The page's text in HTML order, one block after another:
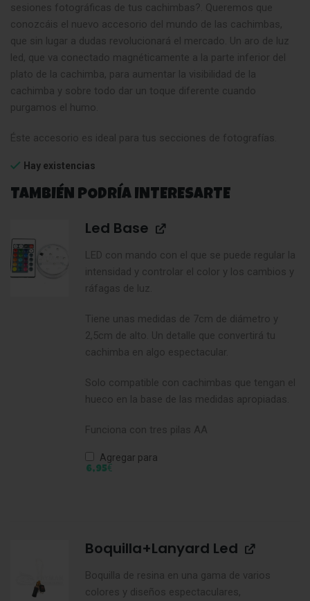
sesiones fotográficas de tus cachimbas?. Queremos que
conozcáis el nuevo accesorio del mundo de las cachimbas,
que sin lugar a dudas revolucionará el mercado. Un aro de luz
led, que va conectado magnéticamente a la parte inferior del
plato de la cachimba, para aumentar la visibilidad de la
cachimba y sobre todo dar un toque diferente cuando
purgamos el humo.
Éste accesorio es ideal para tus secciones de fotografías.
Hay existencias
TAMBIÉN PODRÍA INTERESARTE
Led Base
LED con mando con el que se puede regular la
intensidad y controlar el color y los cambios y
ráfagas de luz.
Tiene unas medidas de 7cm de diámetro y
2,5cm de alto. Un detalle que convertirá tu
cachimba en algo espectacular.
Solo compatible con cachimbas que tengan el
hueco en la base de las medidas apropiadas.
Funciona con tres pilas AA
Agregar para
6,95€
Boquilla+Lanyard Led
Boquilla de resina en una gama de varios
colores y diseños espectaculares,